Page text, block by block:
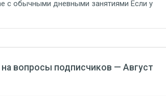
с обычными дневными занятиями Если у
ждать последующей встречи вечером.
вопросы подписчиков — Август